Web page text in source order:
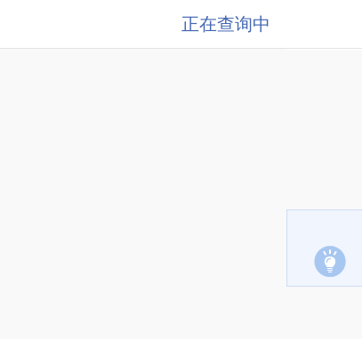
正在查询中